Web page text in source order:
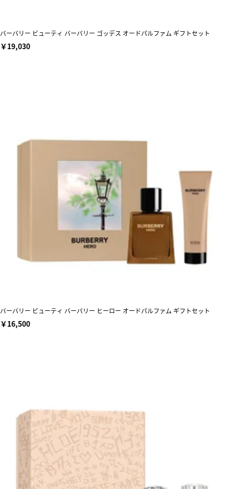
バーバリー ビューティ バーバリー ゴッデス オードパルファム ギフトセット
￥19,030
バーバリー ビューティ バーバリー ヒーロー オードパルファム ギフトセット
￥16,500